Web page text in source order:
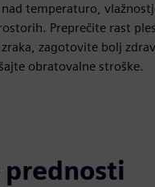
temperaturo,
Preprečite rast
zagotovite bolj
obratovalne stroške.